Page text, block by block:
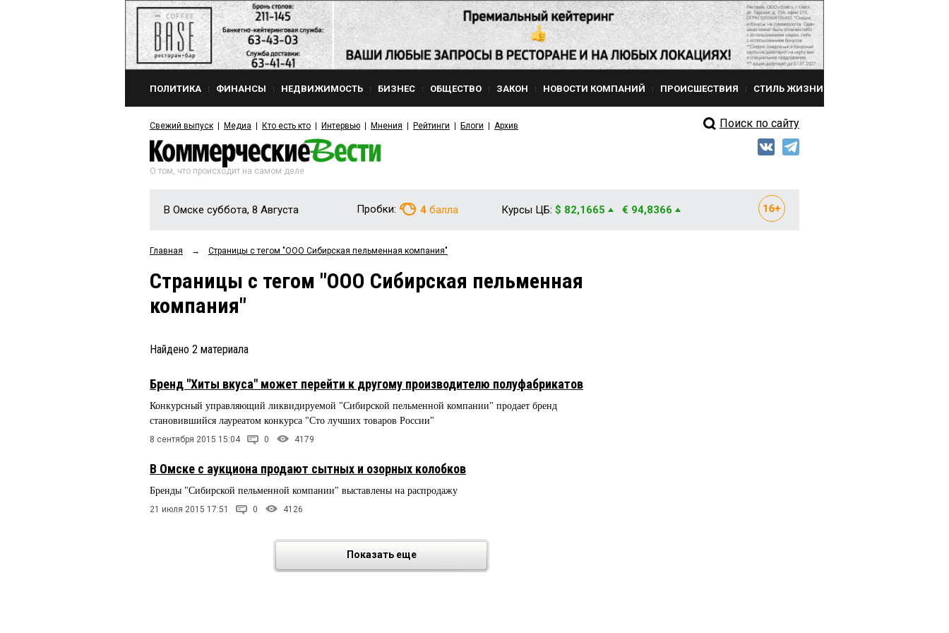
ПОЛИТИКА ФИНАНСЫ НЕДВИЖИМОСТЬ БИЗНЕС ОБЩЕСТВО ЗАКОН НОВОСТИ КОМПАНИЙ ПРОИСШЕСТВИЯ СТИЛЬ ЖИЗНИ
Свежий выпуск Медиа Кто есть кто Интервью Мнения Рейтинги Блоги Архив Поиск по сайту
О том, что происходит на самом деле
В Омске суббота, 8 Августа Пробки: 4 балла Курсы ЦБ: $ 82,1665 € 94,8366
Главная → Страницы c тегом "ООО Сибирская пельменная компания"
Страницы c тегом "ООО Сибирская пельменная
компания"
Найдено 2 материала
Бренд "Хиты вкуса" может перейти к другому производителю полуфабрикатов
Конкурсный управляющий ликвидируемой "Сибирской пельменной компании" продает бренд
становившийся лауреатом конкурса "Сто лучших товаров России"
8 сентября 2015 15:04 0 4179
В Омске с аукциона продают сытных и озорных колобков
Бренды "Сибирской пельменной компании" выставлены на распродажу
21 июля 2015 17:51 0 4126
Показать еще